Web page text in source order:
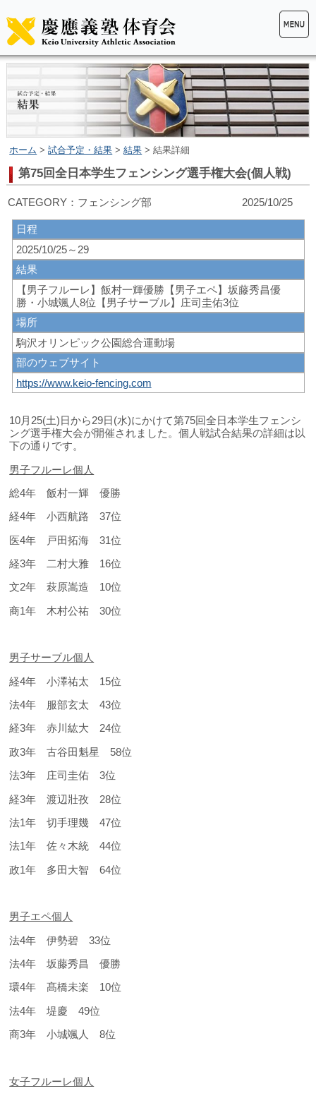
ホーム >試合予定・結果 >結果 > 結果詳細
第75回全日本学生フェンシング選手権大会(個人戦)
CATEGORY：フェンシング部 2025/10/25
日程
2025/10/25～29
結果
【男子フルーレ】飯村一輝優勝【男子エペ】坂藤秀昌優
勝・小城颯人8位【男子サーブル】庄司圭佑3位
場所
駒沢オリンピック公園総合運動場
部のウェブサイト
https://www.keio-fencing.com
10月25(土)日から29日(水)にかけて第75回全日本学生フェンシ
ング選手権大会が開催されました。個人戦試合結果の詳細は以
下の通りです。
男子フルーレ個人
総4年 飯村一輝 優勝
経4年 小西航路 37位
医4年 戸田拓海 31位
経3年 二村大雅 16位
文2年 萩原嵩造 10位
商1年 木村公祐 30位
男子サーブル個人
経4年 小澤祐太 15位
法4年 服部玄太 43位
経3年 赤川紘大 24位
政3年 古谷田魁星 58位
法3年 庄司圭佑 3位
経3年 渡辺壯孜 28位
法1年 切手理幾 47位
法1年 佐々木統 44位
政1年 多田大智 64位
男子エペ個人
法4年 伊勢碧 33位
法4年 坂藤秀昌 優勝
環4年 髙橋未楽 10位
法4年 堤慶 49位
商3年 小城颯人 8位
女子フルーレ個人